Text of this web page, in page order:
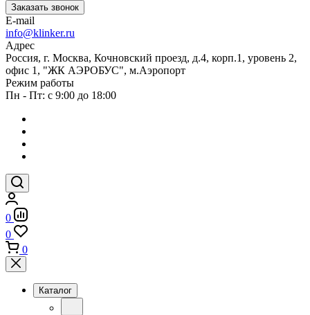
Заказать звонок
E-mail
info@klinker.ru
Адрес
Россия, г. Москва, Кочновский проезд, д.4, корп.1, уровень 2,
офис 1, "ЖК АЭРОБУС", м.Аэропорт
Режим работы
Пн - Пт: с 9:00 до 18:00
0
0
0
Каталог